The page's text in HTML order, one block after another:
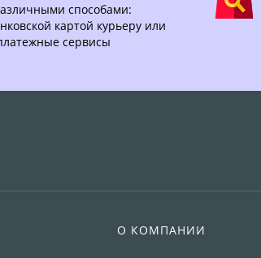
способами:
картой курьеру или
сервисы
О КОМПАНИИ